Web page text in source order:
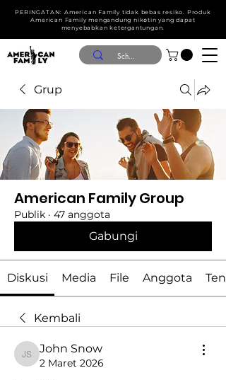
PERINGATAN: American Family tidak bebas resiko. Produk
American Family mengandung nik໐tin yang dapat
menyebabkan ketergantungan.
Grup
American Family Group
Publik · 47 anggota
Gabungi
Diskusi Media File Anggota
Kembali
John Snow
John Snow
2 Maret 2026